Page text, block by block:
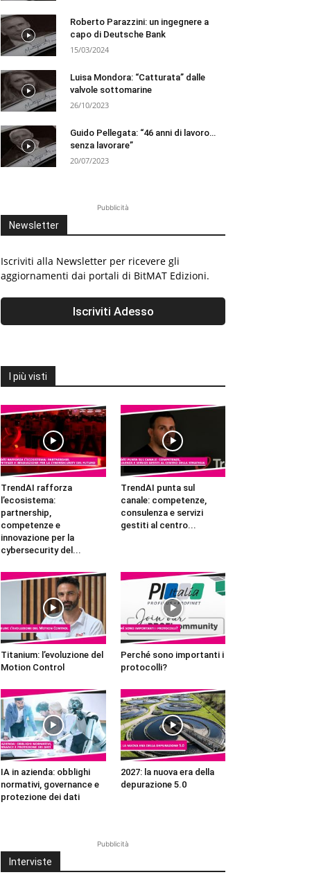
Roberto Parazzini: un ingegnere a
capo di Deutsche Bank
15/03/2024
Luisa Mondora: “Catturata” dalle
valvole sottomarine
26/10/2023
Guido Pellegata: “46 anni di lavoro…
senza lavorare”
20/07/2023
Pubblicità
Newsletter
Iscriviti alla Newsletter per ricevere gli
aggiornamenti dai portali di BitMAT Edizioni.
I più visti
TrendAI rafforza
l’ecosistema:
partnership,
competenze e
innovazione per la
cybersecurity del...
TrendAI punta sul
canale: competenze,
consulenza e servizi
gestiti al centro...
Titanium: l’evoluzione del
Motion Control
Perché sono importanti i
protocolli?
IA in azienda: obblighi
normativi, governance e
protezione dei dati
2027: la nuova era della
depurazione 5.0
Pubblicità
Interviste